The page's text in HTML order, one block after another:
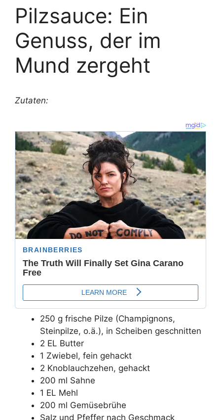
Pilzsauce: Ein
Genuss, der im
Mund zergeht
Zutaten:
250 g frische Pilze (Champignons,
Steinpilze, o.ä.), in Scheiben geschnitten
2 EL Butter
1 Zwiebel, fein gehackt
2 Knoblauchzehen, gehackt
200 ml Sahne
1 EL Mehl
200 ml Gemüsebrühe
Salz und Pfeffer nach Geschmack